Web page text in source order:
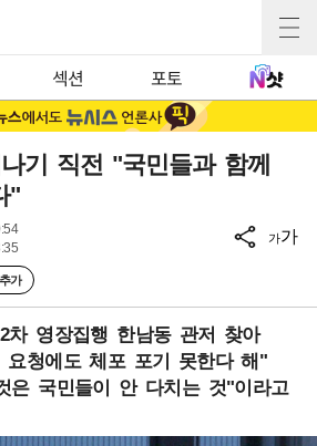
섹션 포토
기 직전 "국민들과 함께
"
가
가가
차 영장집행 한남동 관저 찾아
요청에도 체포 포기 못한다 해"
은 국민들이 안 다치는 것"이라고